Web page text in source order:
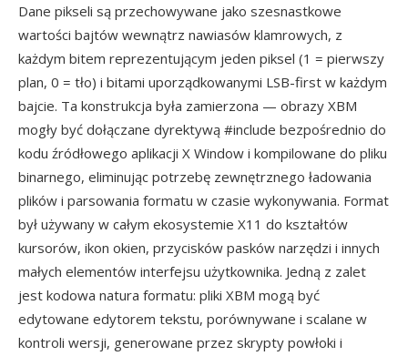
Dane pikseli są przechowywane jako szesnastkowe
wartości bajtów wewnątrz nawiasów klamrowych, z
każdym bitem reprezentującym jeden piksel (1 = pierwszy
plan, 0 = tło) i bitami uporządkowanymi LSB-first w każdym
bajcie. Ta konstrukcja była zamierzona — obrazy XBM
mogły być dołączane dyrektywą #include bezpośrednio do
kodu źródłowego aplikacji X Window i kompilowane do pliku
binarnego, eliminując potrzebę zewnętrznego ładowania
plików i parsowania formatu w czasie wykonywania. Format
był używany w całym ekosystemie X11 do kształtów
kursorów, ikon okien, przycisków pasków narzędzi i innych
małych elementów interfejsu użytkownika. Jedną z zalet
jest kodowa natura formatu: pliki XBM mogą być
edytowane edytorem tekstu, porównywane i scalane w
kontroli wersji, generowane przez skrypty powłoki i